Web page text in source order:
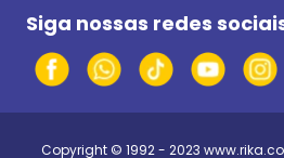
Siga nossas redes
Copyright © 1992 - 2023